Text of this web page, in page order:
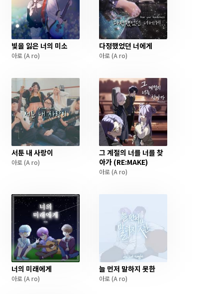
빛을 잃은 너의 미소
아로(A ro)
다정했었던 너에게
아로(A ro)
서툰 내 사랑이
아로(A ro)
그 계절의 너를 너를 찾
아가 (RE:MAKE)
아로(A ro)
너의 미래에게
아로(A ro)
늘 먼저 말하지 못한
아로(A ro)